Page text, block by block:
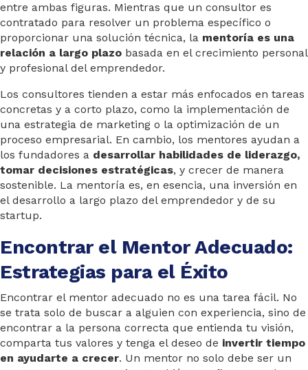
entre ambas figuras. Mientras que un consultor es
contratado para resolver un problema específico o
proporcionar una solución técnica, la mentoría es una
relación a largo plazo basada en el crecimiento personal
y profesional del emprendedor.
Los consultores tienden a estar más enfocados en tareas
concretas y a corto plazo, como la implementación de
una estrategia de marketing o la optimización de un
proceso empresarial. En cambio, los mentores ayudan a
los fundadores a desarrollar habilidades de liderazgo,
tomar decisiones estratégicas, y crecer de manera
sostenible. La mentoría es, en esencia, una inversión en
el desarrollo a largo plazo del emprendedor y de su
startup.
Encontrar el Mentor Adecuado:
Estrategias para el Éxito
Encontrar el mentor adecuado no es una tarea fácil. No
se trata solo de buscar a alguien con experiencia, sino de
encontrar a la persona correcta que entienda tu visión,
comparta tus valores y tenga el deseo de invertir tiempo
en ayudarte a crecer. Un mentor no solo debe ser un